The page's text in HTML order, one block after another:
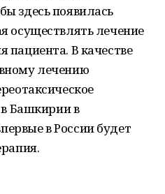
здесь появилась
осуществлять лечение
В качестве
лечению
Башкирии в
в России будет